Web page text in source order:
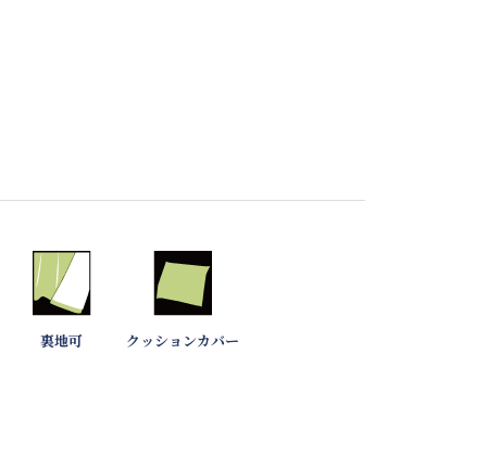
裏地可 クッションカバー